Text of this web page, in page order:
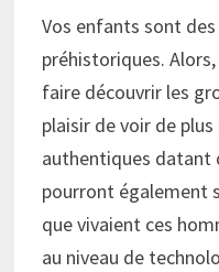
Vos enfants sont
préhistoriques.
faire découvrir les
plaisir de voir de
authentiques datant
pourront également
que vivaient ces
au niveau de